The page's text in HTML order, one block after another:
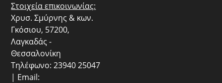
Στοιχεία επικοινωνίας:
Χρυσ. Σμύρνης & κων.
Γκόσιου, 57200,
Λαγκαδάς -
Θεσσαλονίκη
Τηλέφωνο: 23940 25047
| Email: